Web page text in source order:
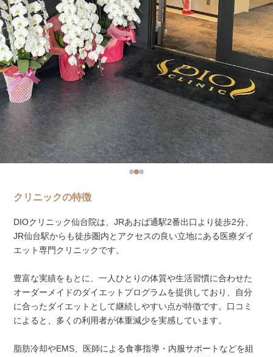
クリニックの特徴
DIOクリニック仙台院は、JRあおば通駅2番出口より徒歩2分、
JR仙台駅からも徒歩圏内とアクセスの良い立地にある医療ダイ
エット専門クリニックです。
豊富な実績をもとに、一人ひとりの体質や生活習慣に合わせた
オーダーメイドのダイエットプログラムを提供しており、自分
に合ったダイエットとして継続しやすい点が特徴です。口コミ
によると、多くの利用者が体重減少を実感しています。
脂肪冷却やEMS、医師による食事指導・内服サポートなどを組